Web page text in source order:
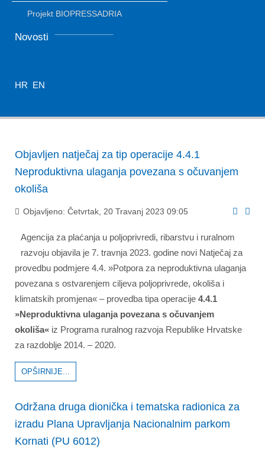
Projekt BIOPRESSADRIA
Novosti
HR EN
Objavljen natječaj za tip operacije 4.4.1
Neproduktivna ulaganja povezana s očuvanjem
okoliša
Objavljeno: Četvrtak, 20 Travanj 2023 09:05
Agencija za plaćanja u poljoprivredi, ribarstvu i ruralnom
razvoju objavila je 7. travnja 2023. godine novi Natječaj za
provedbu podmjere 4.4. »Potpora za neproduktivna ulaganja
povezana s ostvarenjem ciljeva poljoprivrede, okoliša i
klimatskih promjena« – provedba tipa operacije 4.4.1
»Neproduktivna ulaganja povezana s očuvanjem
okoliša« iz Programa ruralnog razvoja Republike Hrvatske
za razdoblje 2014. – 2020.
OPŠIRNIJE...
Održana druga dionička i tematska radionica za
izradu Plana Upravljanja Nacionalnim parkom
Kornati (PU 6012)